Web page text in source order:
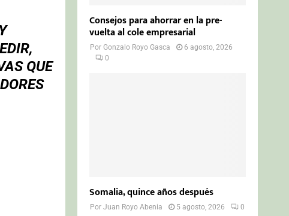
QUE
Consejos para ahorrar en la pre-
vuelta al cole empresarial
PorGonzalo Royo Gasca
6 agosto, 2026
0
Somalia, quince años después
PorJuan Royo Abenia 5 agosto, 2026 0